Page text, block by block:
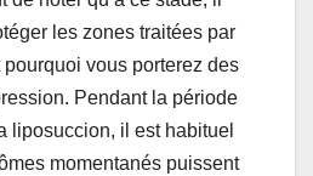
les zones traitées par
pourquoi vous porterez des
Pendant la période
liposuccion, il est habituel
momentanés puissent